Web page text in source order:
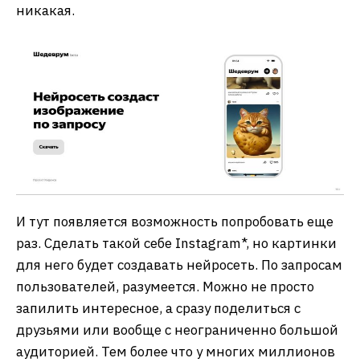
никакая.
И тут появляется возможность попробовать еще
раз. Сделать такой себе Instagram*, но картинки
для него будет создавать нейросеть. По запросам
пользователей, разумеется. Можно не просто
запилить интересное, а сразу поделиться с
друзьями или вообще с неограниченно большой
аудиторией. Тем более что у многих миллионов